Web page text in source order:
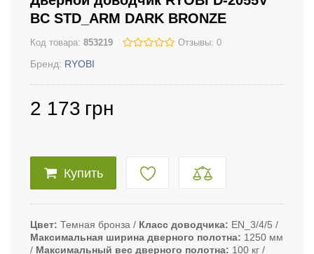
BC STD_ARM DARK BRONZE
Код товара: 853219 Отзывы: 0
Бренд: RYOBI
2 173 грн
Купить
Цвет Темная бронза Класс доводчика
EN_3/4/5
Максимальная ширина дверного полотна
1250 мм
Максимальный вес дверного полотна
100 кг